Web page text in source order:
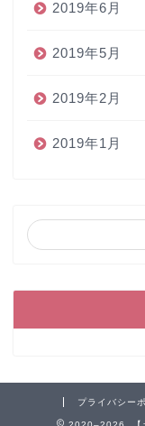
2019年6月
2019年5月
2019年2月
2019年1月
プライバシー